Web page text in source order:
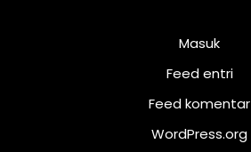
Masuk
Feed entri
Feed komentar
WordPress.org